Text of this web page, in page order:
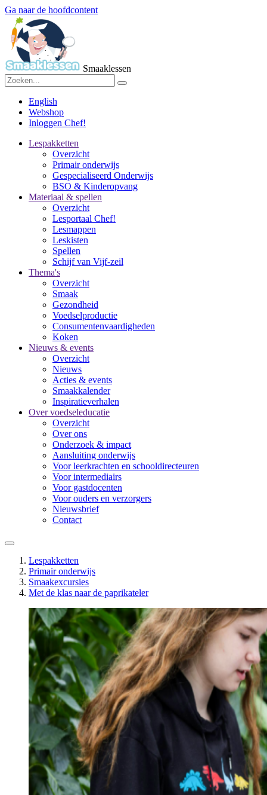
Ga naar de hoofdcontent
Smaaklessen
English
Webshop
Inloggen Chef!
Lespakketten
Overzicht
Primair onderwijs
Gespecialiseerd Onderwijs
BSO & Kinderopvang
Materiaal & spellen
Overzicht
Lesportaal Chef!
Lesmappen
Leskisten
Spellen
Schijf van Vijf-zeil
Thema's
Overzicht
Smaak
Gezondheid
Voedselproductie
Consumentenvaardigheden
Koken
Nieuws & events
Overzicht
Nieuws
Acties & events
Smaakkalender
Inspiratieverhalen
Over voedseleducatie
Overzicht
Over ons
Onderzoek & impact
Aansluiting onderwijs
Voor leerkrachten en schooldirecteuren
Voor intermediairs
Voor gastdocenten
Voor ouders en verzorgers
Nieuwsbrief
Contact
Lespakketten
Primair onderwijs
Smaakexcursies
Met de klas naar de paprikateler